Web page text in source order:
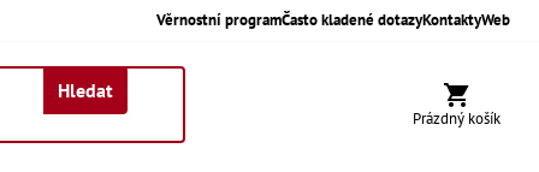
Věrnostní programČasto kladené dotazyKontaktyWeb
Hledat
Nákupní
Prázdný košík